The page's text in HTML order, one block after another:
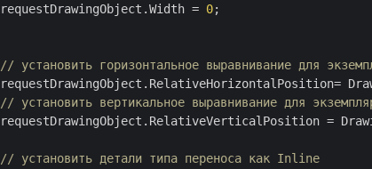
requestDrawingObject.Width = 0;
// установить горизонтальное выравнивание для
// установить вертикальное выравнивание для
requestDrawingObject.RelativeVerticalPosition =
// установить детали типа переноса как Inline